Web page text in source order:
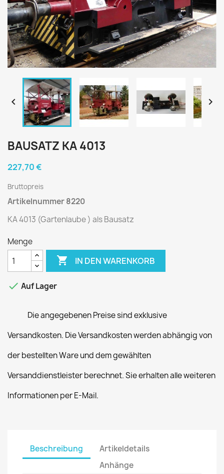
 
BAUSATZ KA 4013
227,70 €
Bruttopreis
Artikelnummer 8220
KA 4013 (Gartenlaube ) als Bausatz
Menge
 IN DEN WARENKORB
 Auf Lager
Die angegebenen Preise sind exklusive
Versandkosten. Die Versandkosten werden abhängig von
der bestellten Ware und dem gewählten
Versanddienstleister berechnet. Sie erhalten alle weiteren
Informationen per E-Mail.
Beschreibung
Artikeldetails
Anhänge